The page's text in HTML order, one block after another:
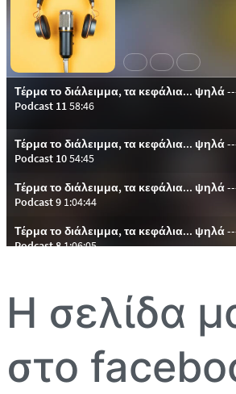
Η σελίδα
στο